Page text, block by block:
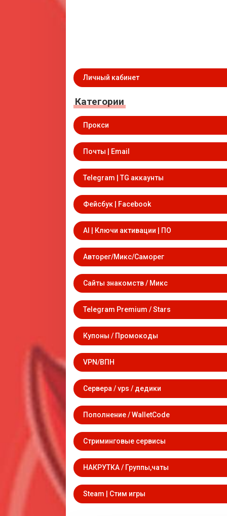
Личный кабинет
Категории
Прокси
Почты | Email
Telegram | TG аккаунты
Фейсбук | Facebook
AI | Ключи активации | ПО
Авторег/Микс/Саморег
Сайты знакомств / Микс
Telegram Premium / Stars
Купоны / Промокоды
VPN/ВПН
Сервера / vps / дедики
Пополнение / WalletCode
Стриминговые сервисы
НАКРУТКА / Группы,чаты
Steam | Стим игры